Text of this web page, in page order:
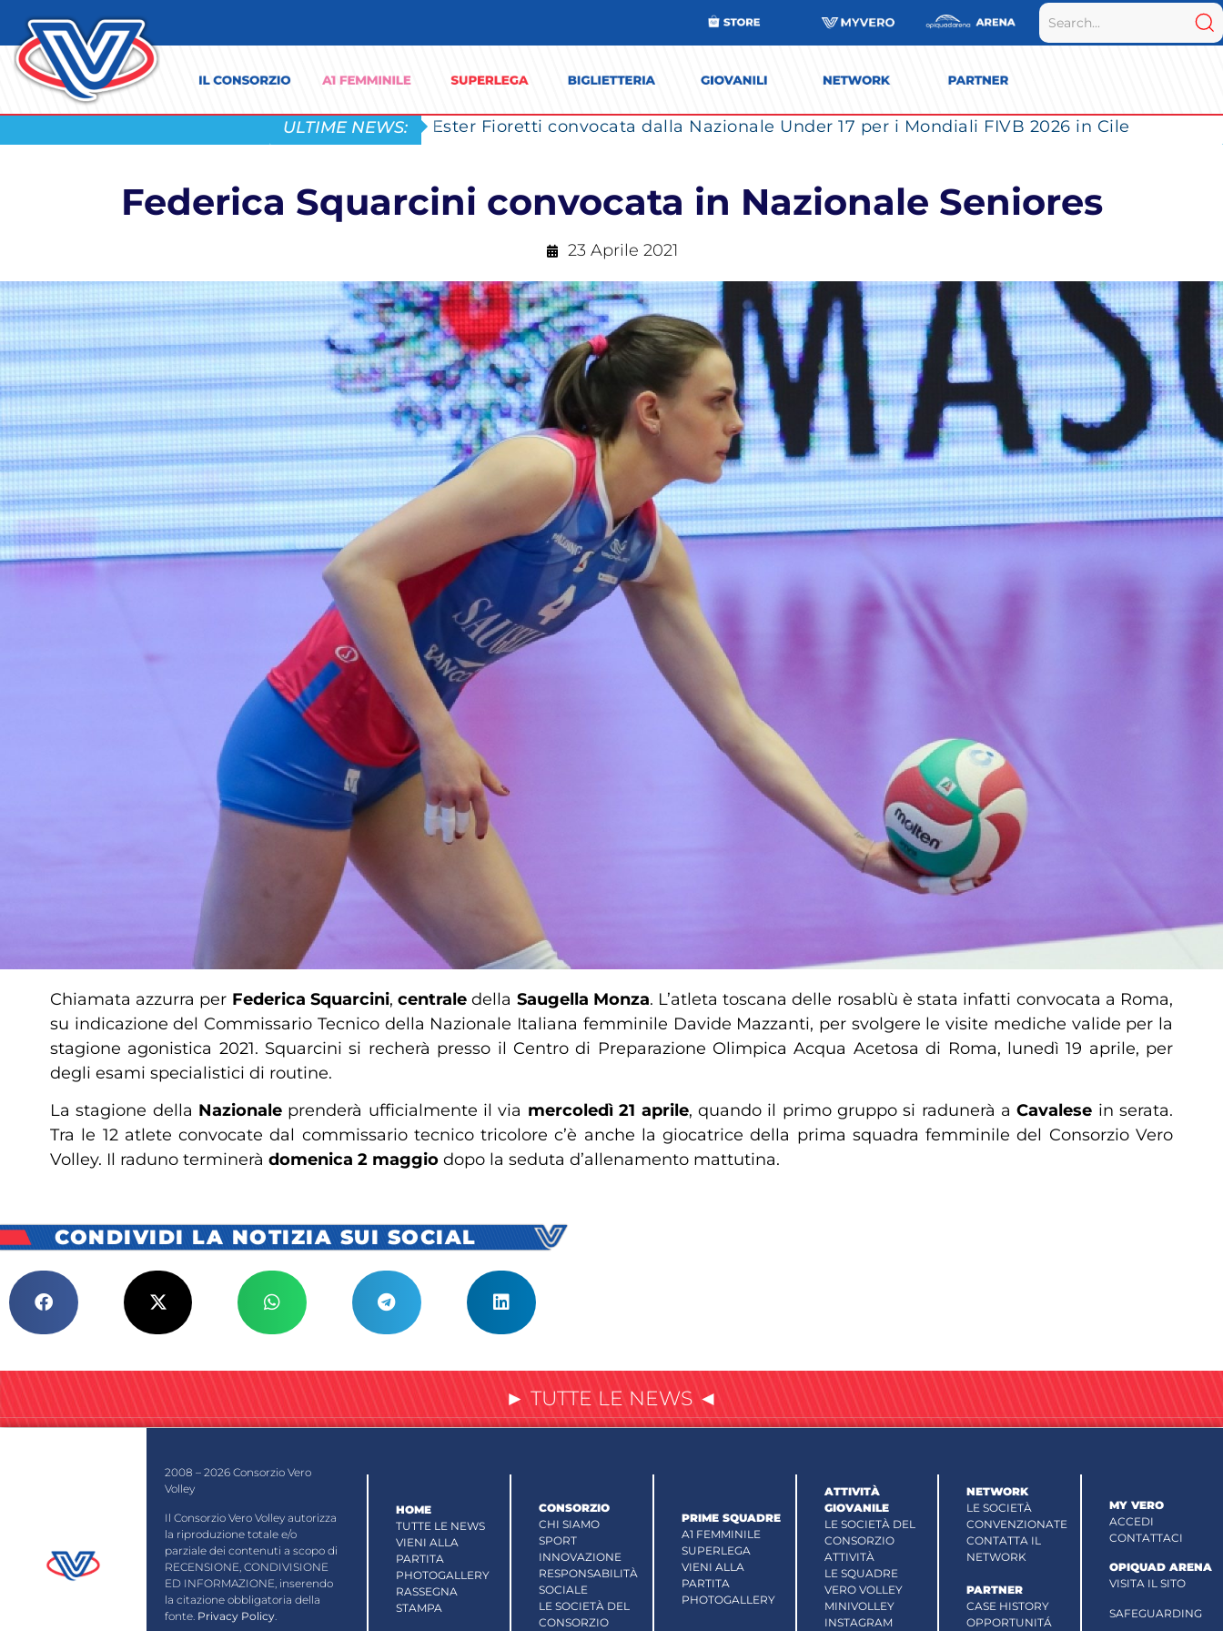
ULTIME NEWS: Ester Fioretti convocata dalla Nazionale Under 17 per i Mondiali FIVB 2026 in Cile
Federica Squarcini convocata in Nazionale Seniores
23 Aprile 2021
Chiamata azzurra per Federica Squarcini,centrale della Saugella Monza. L’atleta toscana delle rosablù è stata infatti convocata a Roma,
su indicazione del Commissario Tecnico della Nazionale Italiana femminile Davide Mazzanti, per svolgere le visite mediche valide per la
stagione agonistica 2021. Squarcini si recherà presso il Centro di Preparazione Olimpica Acqua Acetosa di Roma, lunedì 19 aprile, per
degli esami specialistici di routine.
La stagione della Nazionale prenderà ufficialmente il via mercoledì 21 aprile, quando il primo gruppo si radunerà aCavalese in serata.
Tra le 12 atlete convocate dal commissario tecnico tricolore c’è anche la giocatrice della prima squadra femminile del Consorzio Vero
Volley. Il raduno terminerà domenica 2 maggio dopo la seduta d’allenamento mattutina.
CONDIVIDI LA NOTIZIA SUI SOCIAL
► TUTTE LE NEWS ◄
2008 – 2026 Consorzio Vero
Volley
Il Consorzio Vero Volley autorizza
la riproduzione totale e/o
parziale dei contenuti a scopo di
RECENSIONE, CONDIVISIONE
ED INFORMAZIONE, inserendo
la citazione obbligatoria della
fonte. Privacy Policy.
HOME
TUTTE LE NEWS
VIENI ALLA
PARTITA
PHOTOGALLERY
RASSEGNA
STAMPA
CONSORZIO
CHI SIAMO
SPORT
INNOVAZIONE
RESPONSABILITÀ
SOCIALE
LE SOCIETÀ DEL
CONSORZIO
PRIME SQUADRE
A1 FEMMINILE
SUPERLEGA
VIENI ALLA
PARTITA
PHOTOGALLERY
ATTIVITÀ
GIOVANILE
LE SOCIETÀ DEL
CONSORZIO
ATTIVITÀ
LE SQUADRE
VERO VOLLEY
MINIVOLLEY
INSTAGRAM
NETWORK
LE SOCIETÀ
CONVENZIONATE
CONTATTA IL
NETWORK
PARTNER
CASE HISTORY
OPPORTUNITÁ
MY VERO
ACCEDI
CONTATTACI
OPIQUAD ARENA
VISITA IL SITO
SAFEGUARDING